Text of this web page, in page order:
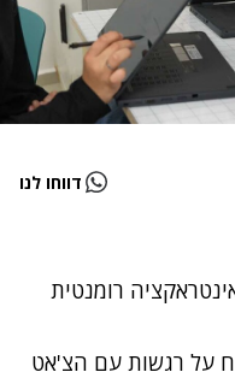
דווחו לנו
אינטראקציה רומנטית
על רגשות עם הצ'אט